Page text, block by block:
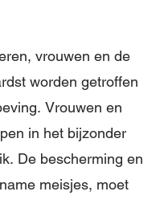
vrouwen en de
worden getroffen
Vrouwen en
in het bijzonder
De bescherming en
meisjes, moet